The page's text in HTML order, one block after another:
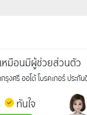
เหมือนมีผู้ช่วยส่วนตัว
งศรี ออโต้ โบรคเกอร์ ประกัน
ทันใจ